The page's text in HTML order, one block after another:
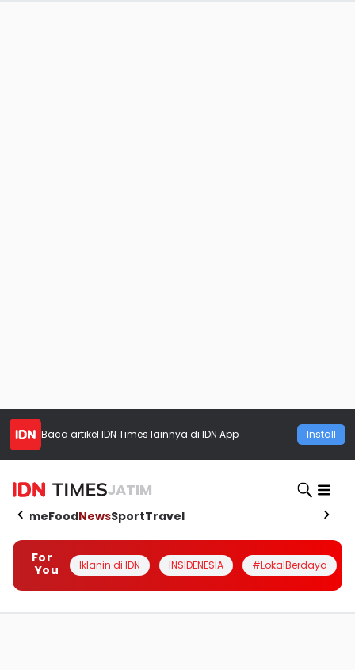
Baca artikel IDN Times lainnya di IDN App Install
JATIM
HomeFoodNewsSportTravel
For
You
Iklanin di IDN INSIDENESIA #LokalBerdaya